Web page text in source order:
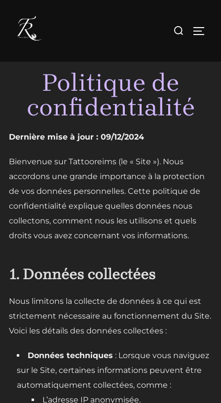
contenu
Rechercher :
Politique de
confidentialité
Dernière mise à jour : 09/12/2024
Bienvenue sur Tattooreims (le « Site »). Nous
accordons une grande importance à la protection
de vos données personnelles. Cette politique de
confidentialité explique quelles données nous
collectons, comment nous les utilisons et quels
droits vous avez concernant vos informations.
1. Données collectées
Nous limitons la collecte de données à ce qui est
strictement nécessaire au fonctionnement du Site.
Voici les détails des données collectées :
Données techniques : Lorsque vous naviguez
sur le Site, certaines informations peuvent être
automatiquement collectées, comme :
L’adresse IP anonymisée.